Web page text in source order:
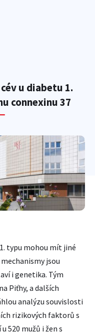
u diabetu 1.
connexinu 37
typu mohou mít jiné
jsou
i genetika. Tým
Piťhy, a dalších
analýzu souvislosti
rizikových faktorů s
520 mužů i žen s